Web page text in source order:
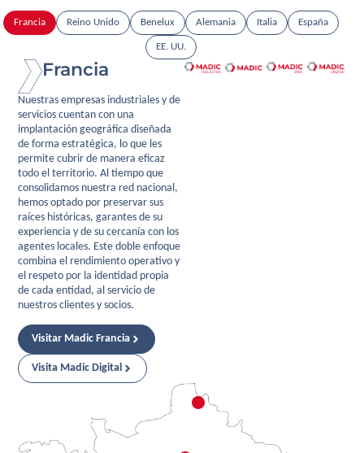
Francia Reino Unido Benelux Alemania Italia España
EE. UU.
Francia
Nuestras empresas industriales y de
servicios cuentan con una
implantación geográfica diseñada
de forma estratégica, lo que les
permite cubrir de manera eficaz
todo el territorio. Al tiempo que
consolidamos nuestra red nacional,
hemos optado por preservar sus
raíces históricas, garantes de su
experiencia y de su cercanía con los
agentes locales. Este doble enfoque
combina el rendimiento operativo y
el respeto por la identidad propia
de cada entidad, al servicio de
nuestros clientes y socios.
Visitar Madic Francia
Visita Madic Digital